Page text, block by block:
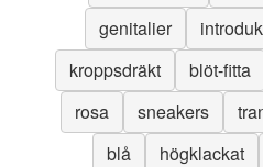
genitalier
kroppsdräkt
blöt-fitta
rosa
sneakers
blå
högklackat